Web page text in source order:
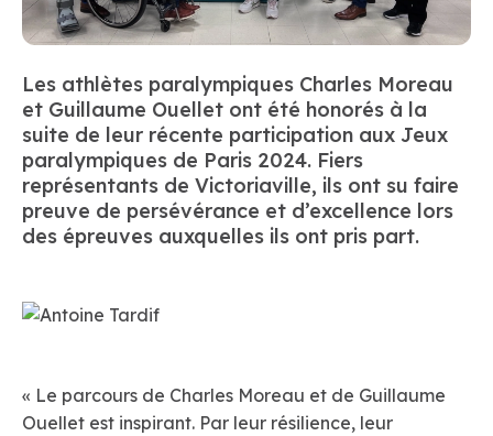
Les athlètes paralympiques Charles Moreau
et Guillaume Ouellet ont été honorés à la
suite de leur récente participation aux Jeux
paralympiques de Paris 2024. Fiers
représentants de Victoriaville, ils ont su faire
preuve de persévérance et d’excellence lors
des épreuves auxquelles ils ont pris part.
« Le parcours de Charles Moreau et de Guillaume
Ouellet est inspirant. Par leur résilience, leur